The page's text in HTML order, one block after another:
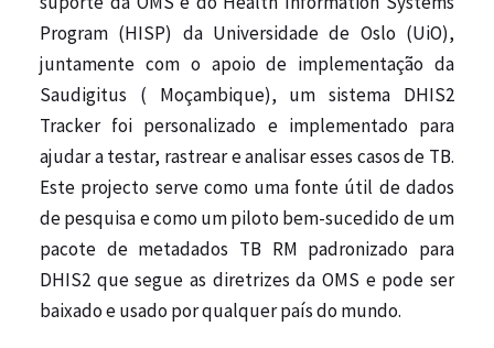
Program (HISP) da Universidade de Oslo (UiO),
juntamente com o apoio de implementação da
Saudigitus ( Moçambique), um sistema DHIS2
Tracker foi personalizado e implementado para
ajudar a testar, rastrear e analisar esses casos de TB.
Este projecto serve como uma fonte útil de dados
de pesquisa e como um piloto bem-sucedido de um
pacote de metadados TB RM padronizado para
DHIS2 que segue as diretrizes da OMS e pode ser
baixado e usado por qualquer país do mundo.